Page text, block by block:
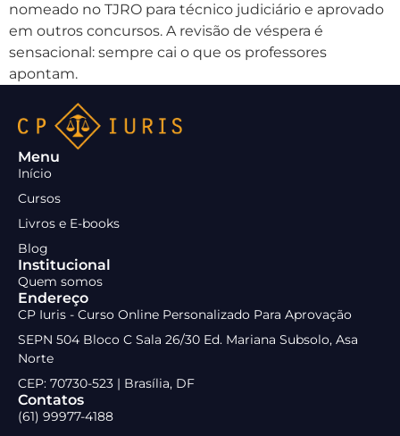
nomeado no TJRO para técnico judiciário e aprovado
em outros concursos. A revisão de véspera é
sensacional: sempre cai o que os professores
apontam.
Menu
Início
Cursos
Livros e E-books
Blog
Institucional
Quem somos
Endereço
CP Iuris - Curso Online Personalizado Para Aprovação
SEPN 504 Bloco C Sala 26/30 Ed. Mariana Subsolo, Asa
Norte
CEP: 70730-523 | Brasília, DF
Contatos
(61) 99977-4188